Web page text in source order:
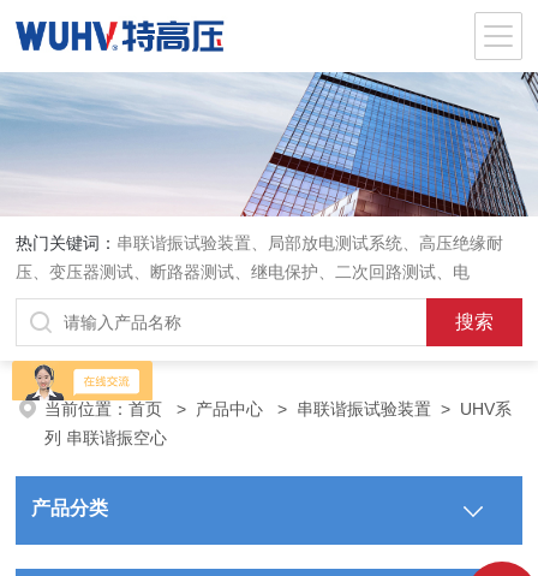
热门关键词： 串联谐振试验装置、局部放电测试系统、高压绝缘耐
压、变压器测试、断路器测试、继电保护、二次回路测试、电
当前位置：首页 > 产品中心 > 串联谐振试验装置 > UHV系
列 串联谐振空心
产品分类